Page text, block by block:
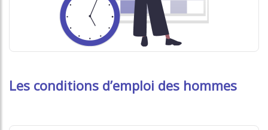
Les conditions d’emploi des hommes